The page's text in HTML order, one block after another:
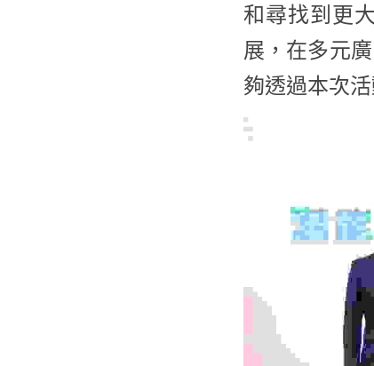
和尋找到更
展，在多元
夠透過本次